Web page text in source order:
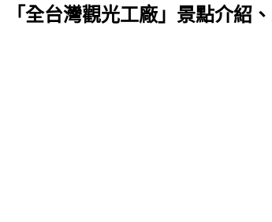
「全台灣觀光工廠」景點介紹